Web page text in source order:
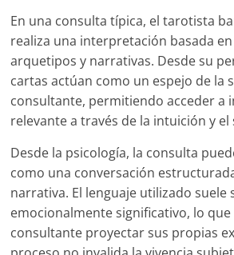
En una consulta típica, el tarotista
realiza una interpretación basada
arquetipos y narrativas. Desde su
cartas actúan como un espejo de la
consultante, permitiendo acceder a
relevante a través de la intuición y
Desde la psicología, la consulta
como una conversación
narrativa. El lenguaje utilizado suele
emocionalmente significativo, lo
consultante proyectar sus propias